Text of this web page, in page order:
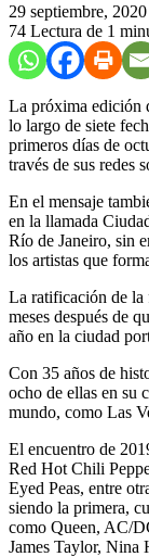
29 septiembre, 2020
74 Lectura de 1
La próxima edición
lo largo de siete
primeros días de
través de sus redes
En el mensaje
en la llamada
Río de Janeiro, sin
los artistas que
La ratificación de la
meses después de
año en la ciudad
Con 35 años de
ocho de ellas en su
mundo, como Las
El encuentro de
Red Hot Chili
Eyed Peas, entre
siendo la primera,
como Queen, AC/
James Taylor, Nina